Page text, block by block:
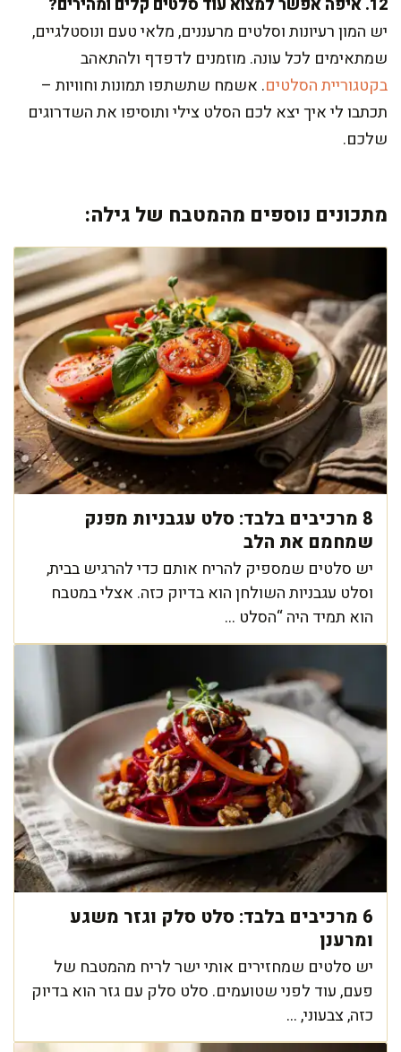
12. איפה אפשר למצוא עוד סלטים קלים ומהירים?
יש המון רעיונות וסלטים מרעננים, מלאי טעם ונוסטלגיים,
שמתאימים לכל עונה. מוזמנים לדפדף ולהתאהב
בקטגוריית הסלטים. אשמח שתשתפו תמונות וחוויות –
תכתבו לי איך יצא לכם הסלט צילי ותוסיפו את השדרוגים
שלכם.
מתכונים נוספים מהמטבח של גילה:
8 מרכיבים בלבד: סלט עגבניות מפנק
שמחמם את הלב
יש סלטים שמספיק להריח אותם כדי להרגיש בבית,
וסלט עגבניות השולחן הוא בדיוק כזה. אצלי במטבח
הוא תמיד היה “הסלט ...
6 מרכיבים בלבד: סלט סלק וגזר משגע
ומרענן
יש סלטים שמחזירים אותי ישר לריח מהמטבח של
פעם, עוד לפני שטועמים. סלט סלק עם גזר הוא בדיוק
כזה, צבעוני, ...